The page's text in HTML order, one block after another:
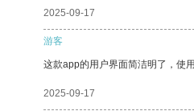
2025-09-17
游客
这款app的用户界面简洁明了，使
2025-09-17